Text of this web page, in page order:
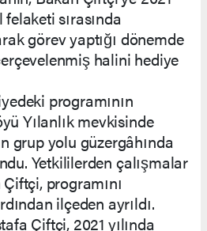
sırasında
görev yaptığı dönemde
halini hediye
programının
Yılanlık mevkisinde
grup yolu güzergâhında
Yetkililerden çalışmalar
programını
ilçeden ayrıldı.
Çiftçi, 2021 yılında